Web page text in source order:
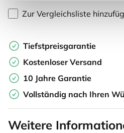
Zur Vergleichsliste
Tiefstpreisgarantie
Kostenloser Versand
10 Jahre Garantie
Vollständig nach Ihren
Weitere